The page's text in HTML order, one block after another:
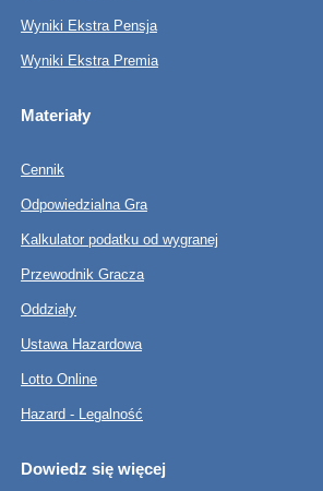
Wyniki Ekstra Pensja
Wyniki Ekstra Premia
Materiały
Cennik
Odpowiedzialna Gra
Kalkulator podatku od wygranej
Przewodnik Gracza
Oddziały
Ustawa Hazardowa
Lotto Online
Hazard - Legalność
Dowiedz się więcej